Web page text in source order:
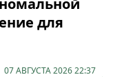
для
07 АВГУСТА 2026 22:37